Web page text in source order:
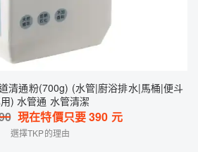
清通粉(700g) (水管|廚浴排水|馬桶|便斗
) 水管通 水管清潔
現在特價只要390 元
選擇TKP的理由